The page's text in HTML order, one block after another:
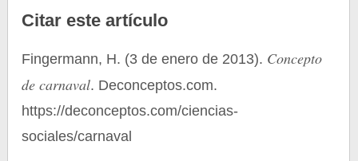
Citar este artículo
Fingermann, H. (3 de enero de 2013). Concepto
de carnaval. Deconceptos.com.
https://deconceptos.com/ciencias-
sociales/carnaval